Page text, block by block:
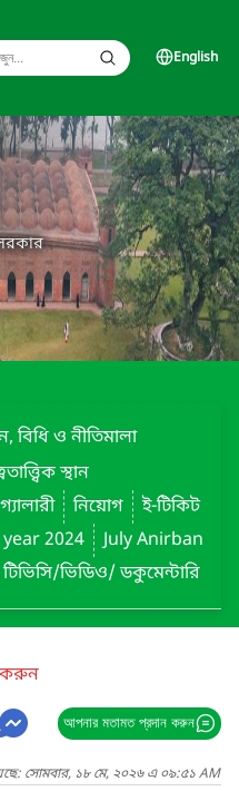
English
বিধি ও নীতিমালা
স্থান
গ্যালারী নিয়োগ
ই-টিকিট
2024
July Anirban
ভিডিও/ ডকুমেন্টারি
করুন
আপনার মতামত প্রদান করুন
সোমবার, ১৮ মে, ২০২৬ এ ০৯:৫১ AM